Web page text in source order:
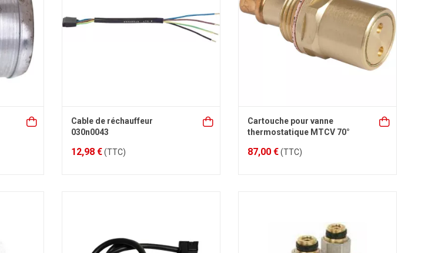
Cable de réchauffeur
030n0043
12,98 €(TTC)
Cartouche pour vanne
thermostatique MTCV 70°
87,00 €(TTC)